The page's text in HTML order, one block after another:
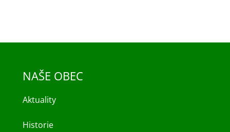
NAŠE OBEC
Aktuality
Historie